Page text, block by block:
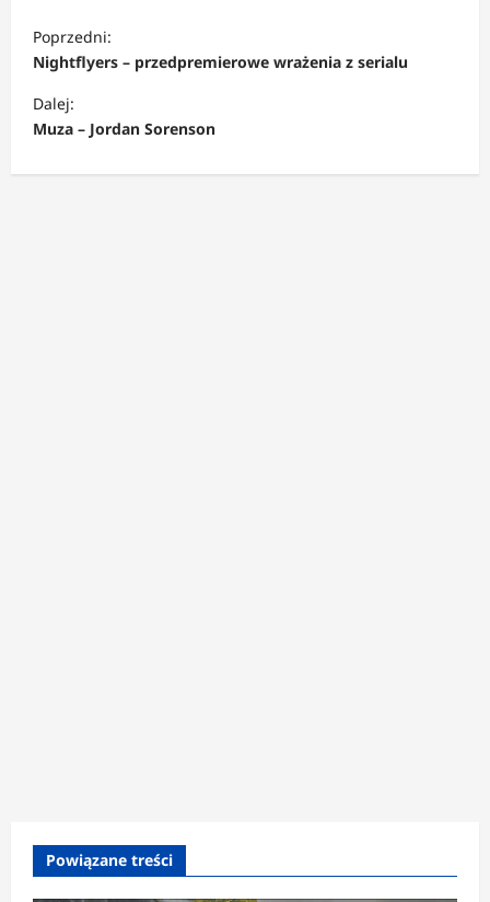
o
b
a
Poprzedni:
Nightflyers – przedpremierowe wrażenia z serialu
Dalej:
Muza – Jordan Sorenson
Powiązane treści